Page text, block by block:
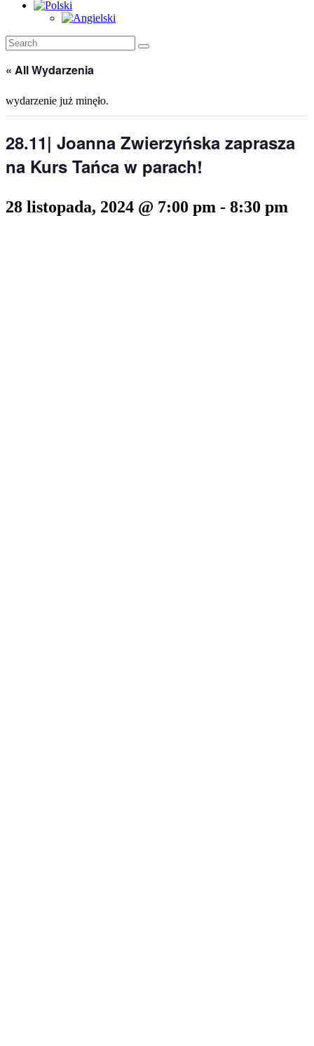
« All Wydarzenia
wydarzenie już minęło.
28.11| Joanna Zwierzyńska zaprasza
na Kurs Tańca w parach!
28 listopada, 2024 @ 7:00 pm - 8:30 pm